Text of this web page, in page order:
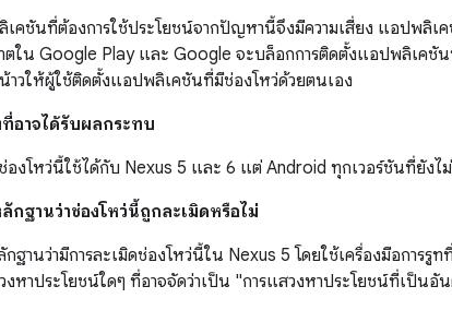
คชันที่ต้องการใช้ประโยชน์จากปัญหานี้จึงมีความเสี่ยง แอปพลิเ
ใน Google Play และ Google จะบล็อกการติดตั้งแอปพลิเค
าวให้ผู้ใช้ติดตั้งแอปพลิเคชันที่มีช่องโหว่ด้วยตนเอง
อาจได้รับผลกระทบ
งโหว่นี้ใช้ได้กับ Nexus 5 และ 6 แต่ Android ทุกเวอร์ชันที่ยังไ
ฐานว่าช่องโหว่นี้ถูกละเมิดหรือไม่
านว่ามีการละเมิดช่องโหว่นี้ใน Nexus 5 โดยใช้เครื่องมือการรู
งหาประโยชน์ใดๆ ที่อาจจัดว่าเป็น "การแสวงหาประโยชน์ที่เป็นอั